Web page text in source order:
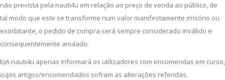
não prevista pela nauti4u em relação ao preço de venda ao público, de
tal modo que este se transforme num valor manifestamente irrisório ou
exorbitante, o pedido de compra será sempre considerado inválido e
consequentemente anulado.
b)A nauti4u apenas informará os utilizadores com encomendas em curso,
cujos artigos/encomendados sofram as alterações referidas.